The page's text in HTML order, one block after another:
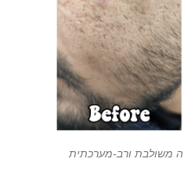
משולבת ורב-מערכתית